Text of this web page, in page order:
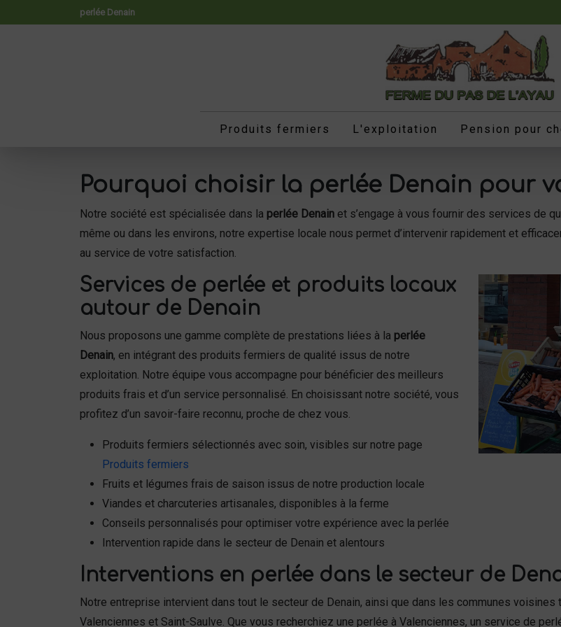
perlée Denain
Produits fermiers L'exploitation Pension pour
Pourquoi choisir la perlée Denain pour
Notre société est spécialisée dans la perlée Denain et s’engage à vous fournir des services de
même ou dans les environs, notre expertise locale nous permet d’intervenir rapidement et
au service de votre satisfaction.
Services de perlée et produits locaux
autour de Denain
Nous proposons une gamme complète de prestations liées à la perlée
Denain, en intégrant des produits fermiers de qualité issus de notre
exploitation. Notre équipe vous accompagne pour bénéficier des meilleurs
produits frais et d’un service personnalisé. En choisissant notre société, vous
profitez d’un savoir-faire reconnu, proche de chez vous.
Produits fermiers sélectionnés avec soin, visibles sur notre page
Produits fermiers
Fruits et légumes frais de saison issus de notre production locale
Viandes et charcuteries artisanales, disponibles à la ferme
Conseils personnalisés pour optimiser votre expérience avec la perlée
Intervention rapide dans le secteur de Denain et alentours
Interventions en perlée dans le secteur de
Notre entreprise intervient dans tout le secteur de Denain, ainsi que dans les communes
Valenciennes et Saint-Saulve. Que vous recherchiez une perlée à Valenciennes, un service de
Panneau de gestion des cookies